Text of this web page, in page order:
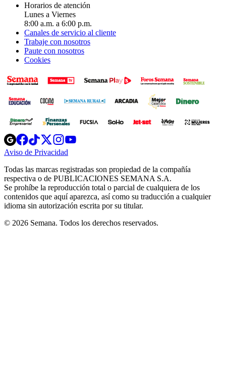
Horarios de atención
Lunes a Viernes
8:00 a.m. a 6:00 p.m.
Canales de servicio al cliente
Trabaje con nosotros
Paute con nosotros
Cookies
Opens
in
new
Opens
in
new
Opens
in
new
window
Opens
new
windowwindow
Aviso de Privacidad
new
window
Todas las marcas registradas son propiedad de la compañía
respectiva o de PUBLICACIONES SEMANA S.A.
Se prohíbe la reproducción total o parcial de cualquiera de los
contenidos que aquí aparezca, así como su traducción a cualquier
idioma sin autorización escrita por su titular.
© 2026 Semana. Todos los derechos reservados.